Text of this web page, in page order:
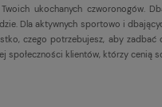
ukochanych czworonogów.
Dla aktywnych sportowo i
czego potrzebujesz, aby
społeczności klientów, którzy cenią